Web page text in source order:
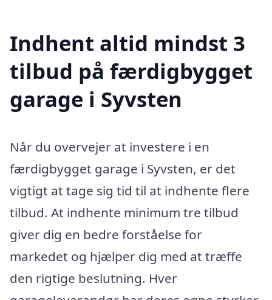
Indhent altid mindst 3
tilbud på færdigbygget
garage i Syvsten
Når du overvejer at investere i en
færdigbygget garage i Syvsten, er det
vigtigt at tage sig tid til at indhente flere
tilbud. At indhente minimum tre tilbud
giver dig en bedre forståelse for
markedet og hjælper dig med at træffe
den rigtige beslutning. Hver